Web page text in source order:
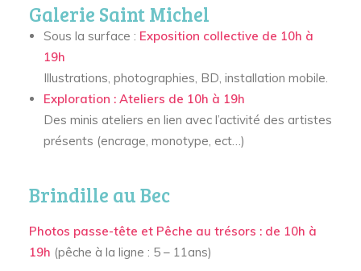
Galerie Saint Michel
Sous la surface : Exposition collective de 10h à
19h
Illustrations, photographies, BD, installation mobile.
Exploration : Ateliers de 10h à 19h
Des minis ateliers en lien avec l’activité des artistes
présents (encrage, monotype, ect…)
Brindille au Bec
Photos passe-tête et Pêche au trésors : de 10h à
19h (pêche à la ligne : 5 – 11ans)